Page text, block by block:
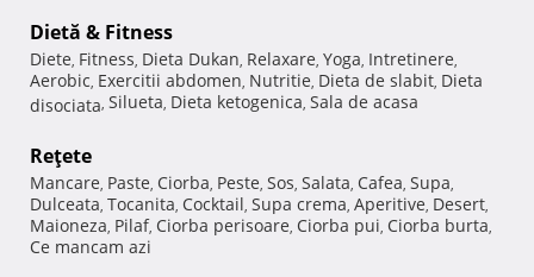
Dietă & Fitness
Diete, Fitness, Dieta Dukan, Relaxare, Yoga, Intretinere,
Aerobic, Exercitii abdomen, Nutritie, Dieta de slabit, Dieta
disociata, Silueta, Dieta ketogenica, Sala de acasa
Reţete
Mancare, Paste, Ciorba, Peste, Sos, Salata, Cafea, Supa,
Dulceata, Tocanita, Cocktail, Supa crema, Aperitive, Desert,
Maioneza, Pilaf, Ciorba perisoare, Ciorba pui, Ciorba burta,
Ce mancam azi